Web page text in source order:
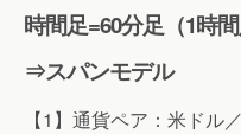
時間足=60分足（1時間
⇒スパンモデル
【1】通貨ペア：米ドル